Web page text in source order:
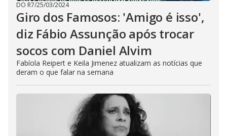
DO R7/25/03/2024
Giro dos Famosos: 'Amigo é isso',
diz Fábio Assunção após trocar
socos com Daniel Alvim
Fabíola Reipert e Keila Jimenez atualizam as notícias que
deram o que falar na semana